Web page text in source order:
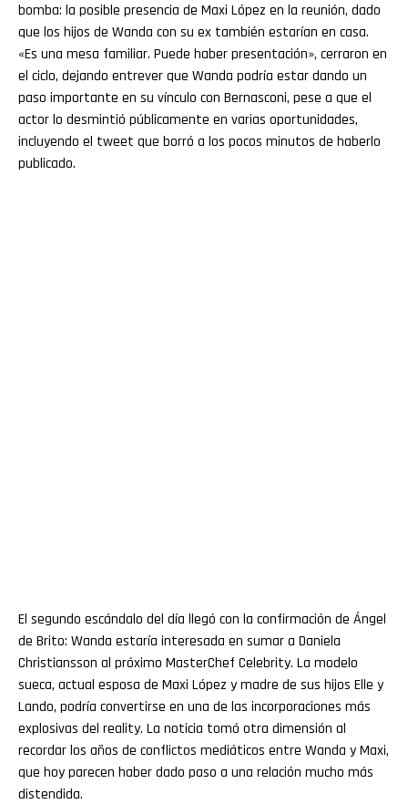
bomba: la posible presencia de Maxi López en la reunión, dado
que los hijos de Wanda con su ex también estarían en casa.
«Es una mesa familiar. Puede haber presentación», cerraron en
el ciclo, dejando entrever que Wanda podría estar dando un
paso importante en su vínculo con Bernasconi, pese a que el
actor lo desmintió públicamente en varias oportunidades,
incluyendo el tweet que borró a los pocos minutos de haberlo
publicado.
El segundo escándalo del día llegó con la confirmación de Ángel
de Brito: Wanda estaría interesada en sumar a Daniela
Christiansson al próximo MasterChef Celebrity. La modelo
sueca, actual esposa de Maxi López y madre de sus hijos Elle y
Lando, podría convertirse en una de las incorporaciones más
explosivas del reality. La noticia tomó otra dimensión al
recordar los años de conflictos mediáticos entre Wanda y Maxi,
que hoy parecen haber dado paso a una relación mucho más
distendida.